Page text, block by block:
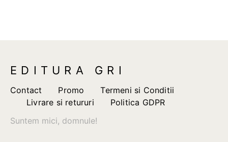
EDITURA GRI
Contact Promo
Termeni si Conditii
Livrare si retururi
Politica GDPR
Suntem mici, domnule!